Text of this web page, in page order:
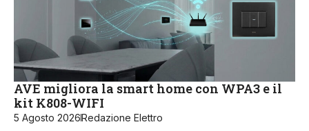
AVE migliora la smart home con WPA3 e il
kit K808-WIFI
5 Agosto 2026Redazione Elettro